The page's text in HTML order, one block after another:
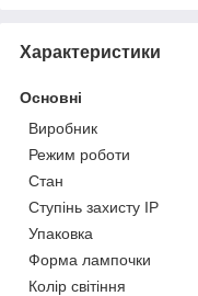
Характеристики
Основні
Виробник
Режим роботи
Стан
Ступінь захисту IP
Упаковка
Форма лампочки
Колір світіння